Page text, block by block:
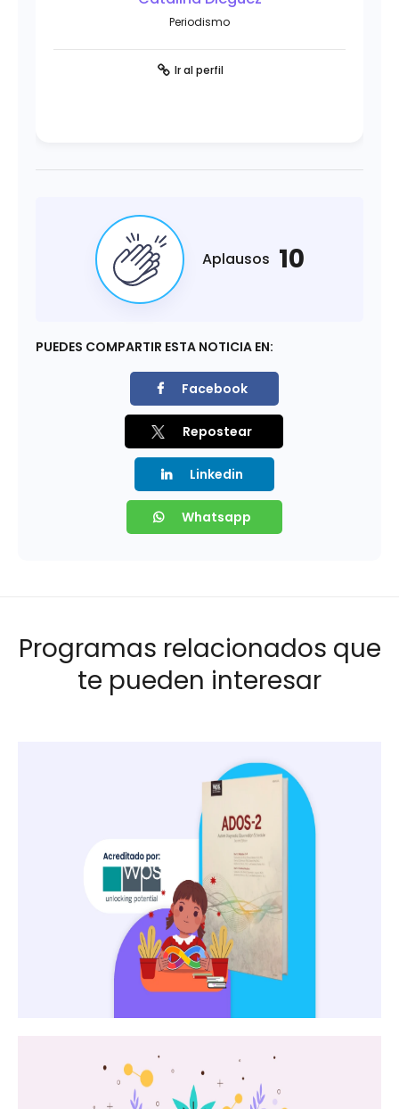
Periodismo
Ir al perfil
Aplausos 10
PUEDES COMPARTIR ESTA NOTICIA EN:
Facebook
Repostear
Linkedin
Whatsapp
Programas relacionados que
te pueden interesar